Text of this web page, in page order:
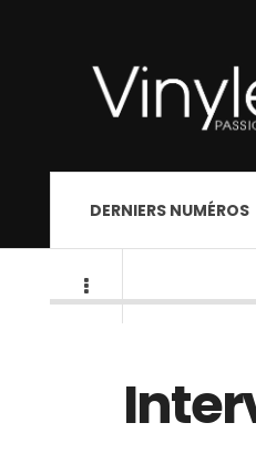
DERNIERS NUMÉROS